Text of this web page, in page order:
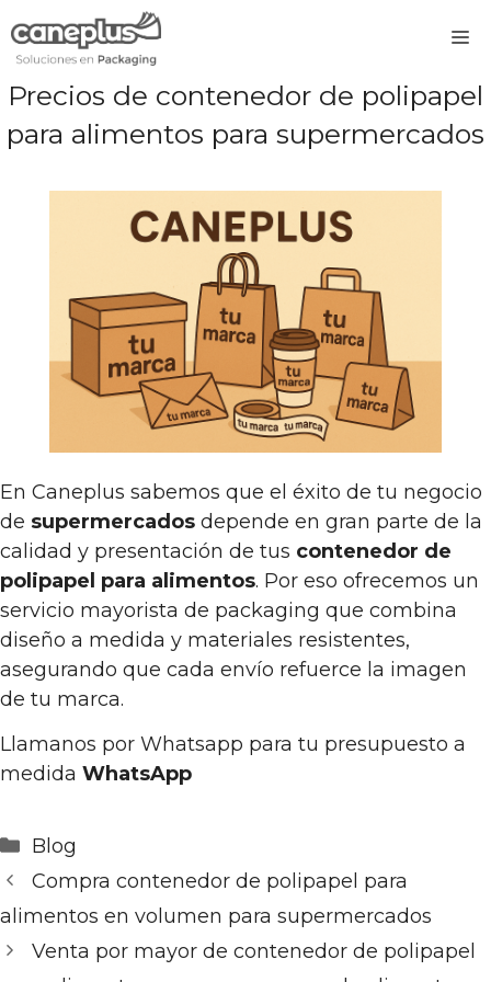
al
Precios de contenedor de polipapel
para alimentos para supermercados
En Caneplus sabemos que el éxito de tu negocio
de supermercados depende en gran parte de la
calidad y presentación de tus contenedor de
polipapel para alimentos. Por eso ofrecemos un
servicio mayorista de packaging que combina
diseño a medida y materiales resistentes,
asegurando que cada envío refuerce la imagen
de tu marca.
Llamanos por Whatsapp para tu presupuesto a
medida WhatsApp
Categorías
Blog
Compra contenedor de polipapel para
alimentos en volumen para supermercados
Venta por mayor de contenedor de polipapel